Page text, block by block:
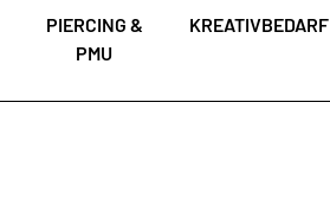
PIERCING &
PMU
KREATIVBEDARF